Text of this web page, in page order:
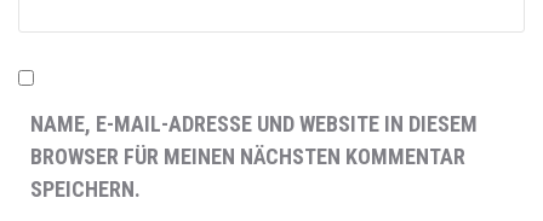
NAME, E-MAIL-ADRESSE UND WEBSITE IN DIESEM
BROWSER FÜR MEINEN NÄCHSTEN KOMMENTAR
SPEICHERN.